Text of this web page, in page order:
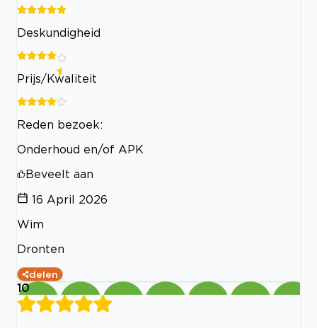
Deskundigheid
Prijs/Kwaliteit
Reden bezoek:
Onderhoud en/of APK
Beveelt aan
16 April 2026
Wim
Dronten
delen
10